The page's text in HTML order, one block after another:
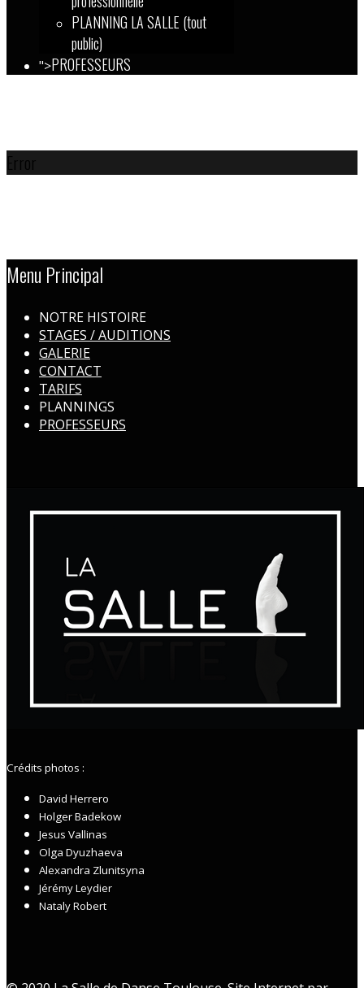
PLANNING LA SALLE (tout
public)
">PROFESSEURS
Error
Menu Principal
NOTRE HISTOIRE
STAGES / AUDITIONS
GALERIE
CONTACT
TARIFS
PLANNINGS
PROFESSEURS
Crédits photos :
David Herrero
Holger Badekow
Jesus Vallinas
Olga Dyuzhaeva
Alexandra Zlunitsyna
Jérémy Leydier
Nataly Robert